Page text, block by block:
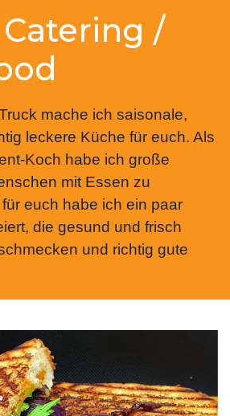
/
mache ich saisonale,
leckere Küche für euch. Als
Koch habe ich große
mit Essen zu
euch habe ich ein paar
die gesund und frisch
und richtig gute